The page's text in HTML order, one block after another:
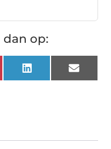
dan op:
LinkedIn Email